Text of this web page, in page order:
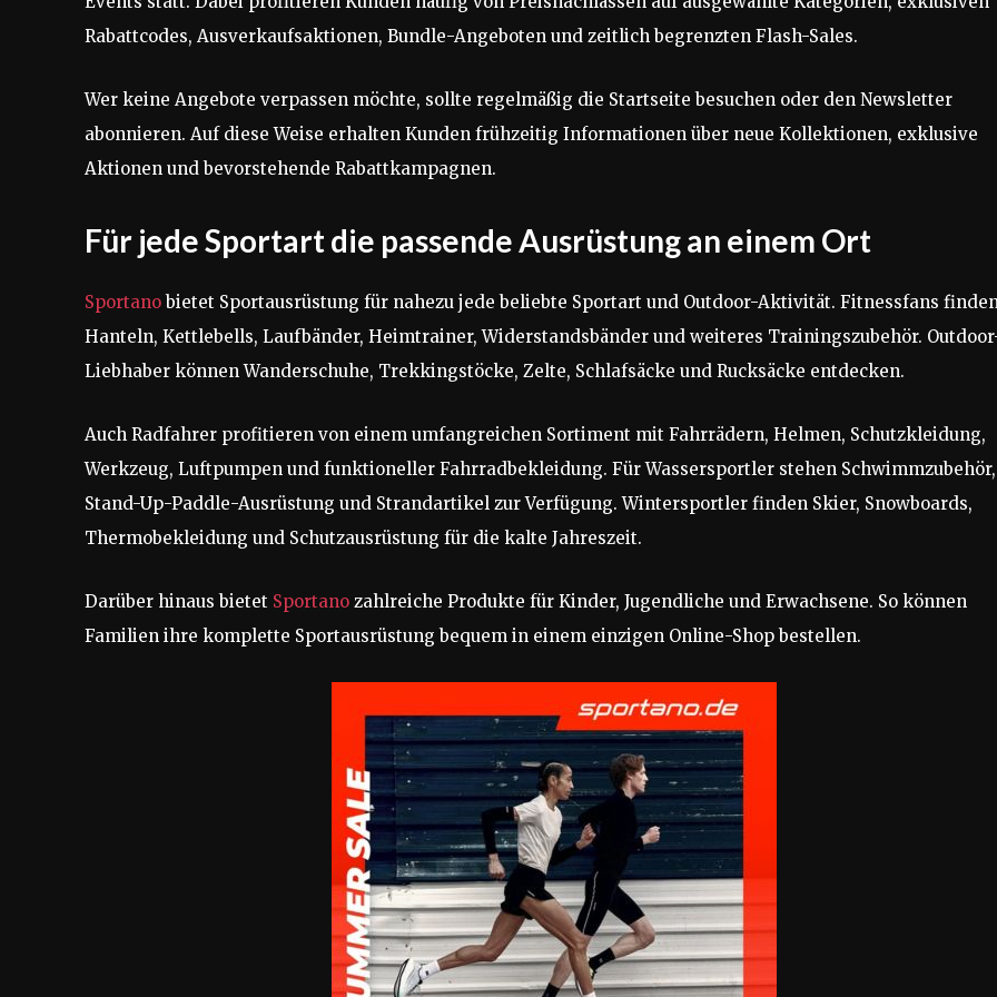
Rabattcodes, Ausverkaufsaktionen, Bundle-Angeboten und zeitlich begrenzten Flash-Sales.
Wer keine Angebote verpassen möchte, sollte regelmäßig die Startseite besuchen oder den Newsletter
abonnieren. Auf diese Weise erhalten Kunden frühzeitig Informationen über neue Kollektionen, exklusive
Aktionen und bevorstehende Rabattkampagnen.
Für jede Sportart die passende Ausrüstung an einem Ort
Sportanobietet Sportausrüstung für nahezu jede beliebte Sportart und Outdoor-Aktivität. Fitnessfans
Hanteln, Kettlebells, Laufbänder, Heimtrainer, Widerstandsbänder und weiteres Trainingszubehör.
Liebhaber können Wanderschuhe, Trekkingstöcke, Zelte, Schlafsäcke und Rucksäcke entdecken.
Auch Radfahrer profitieren von einem umfangreichen Sortiment mit Fahrrädern, Helmen, Schutzkleidung,
Werkzeug, Luftpumpen und funktioneller Fahrradbekleidung. Für Wassersportler stehen Schwimmzubehör,
Stand-Up-Paddle-Ausrüstung und Strandartikel zur Verfügung. Wintersportler finden Skier, Snowboards,
Thermobekleidung und Schutzausrüstung für die kalte Jahreszeit.
Darüber hinaus bietet Sportano zahlreiche Produkte für Kinder, Jugendliche und Erwachsene. So können
Familien ihre komplette Sportausrüstung bequem in einem einzigen Online-Shop bestellen.